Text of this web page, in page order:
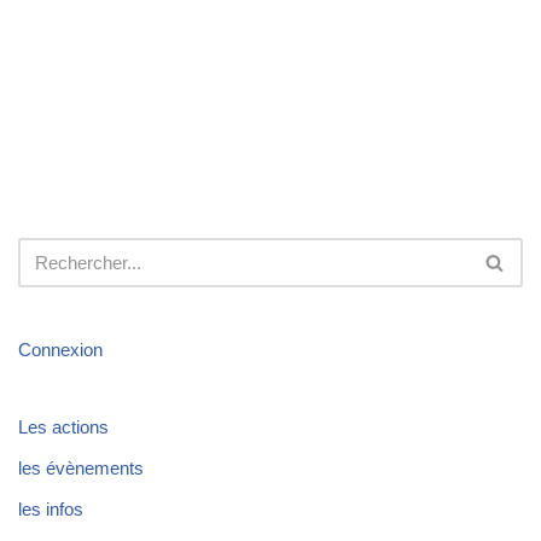
Connexion
Les actions
les évènements
les infos